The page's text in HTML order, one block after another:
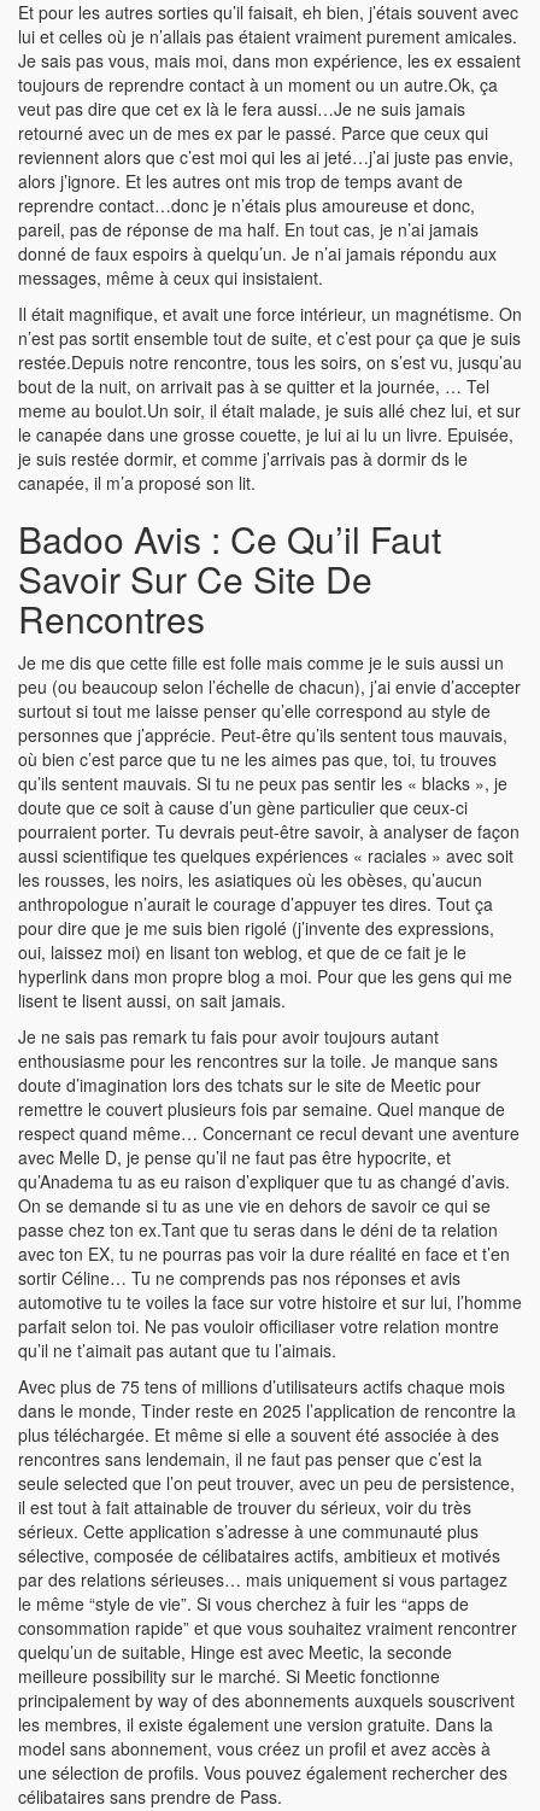
Et pour les autres sorties qu’il faisait, eh bien, j’étais souvent avec
lui et celles où je n’allais pas étaient vraiment purement amicales.
Je sais pas vous, mais moi, dans mon expérience, les ex essaient
toujours de reprendre contact à un moment ou un autre.Ok, ça
veut pas dire que cet ex là le fera aussi…Je ne suis jamais
retourné avec un de mes ex par le passé. Parce que ceux qui
reviennent alors que c’est moi qui les ai jeté…j’ai juste pas envie,
alors j’ignore. Et les autres ont mis trop de temps avant de
reprendre contact…donc je n’étais plus amoureuse et donc,
pareil, pas de réponse de ma half. En tout cas, je n’ai jamais
donné de faux espoirs à quelqu’un. Je n’ai jamais répondu aux
messages, même à ceux qui insistaient.
Il était magnifique, et avait une force intérieur, un magnétisme. On
n’est pas sortit ensemble tout de suite, et c’est pour ça que je suis
restée.Depuis notre rencontre, tous les soirs, on s’est vu, jusqu’au
bout de la nuit, on arrivait pas à se quitter et la journée, … Tel
meme au boulot.Un soir, il était malade, je suis allé chez lui, et sur
le canapée dans une grosse couette, je lui ai lu un livre. Epuisée,
je suis restée dormir, et comme j’arrivais pas à dormir ds le
canapée, il m’a proposé son lit.
Badoo Avis : Ce Qu’il Faut
Savoir Sur Ce Site De
Rencontres
Je me dis que cette fille est folle mais comme je le suis aussi un
peu (ou beaucoup selon l’échelle de chacun), j’ai envie d’accepter
surtout si tout me laisse penser qu’elle correspond au style de
personnes que j’apprécie. Peut-être qu’ils sentent tous mauvais,
où bien c’est parce que tu ne les aimes pas que, toi, tu trouves
qu’ils sentent mauvais. Si tu ne peux pas sentir les « blacks », je
doute que ce soit à cause d’un gène particulier que ceux-ci
pourraient porter. Tu devrais peut-être savoir, à analyser de façon
aussi scientifique tes quelques expériences « raciales » avec soit
les rousses, les noirs, les asiatiques où les obèses, qu’aucun
anthropologue n’aurait le courage d’appuyer tes dires. Tout ça
pour dire que je me suis bien rigolé (j’invente des expressions,
oui, laissez moi) en lisant ton weblog, et que de ce fait je le
hyperlink dans mon propre blog a moi. Pour que les gens qui me
lisent te lisent aussi, on sait jamais.
Je ne sais pas remark tu fais pour avoir toujours autant
enthousiasme pour les rencontres sur la toile. Je manque sans
doute d’imagination lors des tchats sur le site de Meetic pour
remettre le couvert plusieurs fois par semaine. Quel manque de
respect quand même… Concernant ce recul devant une aventure
avec Melle D, je pense qu’il ne faut pas être hypocrite, et
qu’Anadema tu as eu raison d’expliquer que tu as changé d’avis.
On se demande si tu as une vie en dehors de savoir ce qui se
passe chez ton ex.Tant que tu seras dans le déni de ta relation
avec ton EX, tu ne pourras pas voir la dure réalité en face et t’en
sortir Céline… Tu ne comprends pas nos réponses et avis
automotive tu te voiles la face sur votre histoire et sur lui, l’homme
parfait selon toi. Ne pas vouloir officiliaser votre relation montre
qu’il ne t’aimait pas autant que tu l’aimais.
Avec plus de 75 tens of millions d’utilisateurs actifs chaque mois
dans le monde, Tinder reste en 2025 l’application de rencontre la
plus téléchargée. Et même si elle a souvent été associée à des
rencontres sans lendemain, il ne faut pas penser que c’est la
seule selected que l’on peut trouver, avec un peu de persistence,
il est tout à fait attainable de trouver du sérieux, voir du très
sérieux. Cette application s’adresse à une communauté plus
sélective, composée de célibataires actifs, ambitieux et motivés
par des relations sérieuses… mais uniquement si vous partagez
le même “style de vie”. Si vous cherchez à fuir les “apps de
consommation rapide” et que vous souhaitez vraiment rencontrer
quelqu’un de suitable, Hinge est avec Meetic, la seconde
meilleure possibility sur le marché. Si Meetic fonctionne
principalement by way of des abonnements auxquels souscrivent
les membres, il existe également une version gratuite. Dans la
model sans abonnement, vous créez un profil et avez accès à
une sélection de profils. Vous pouvez également rechercher des
célibataires sans prendre de Pass.